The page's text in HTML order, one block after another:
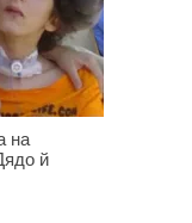
на
й